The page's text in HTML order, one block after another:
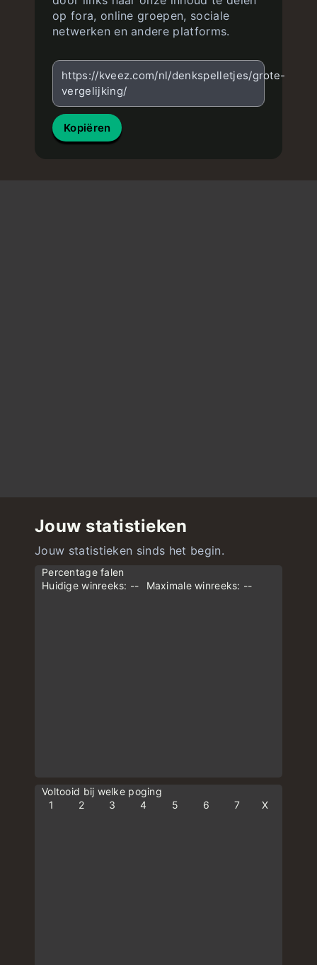
op fora, online groepen, sociale
netwerken en andere platforms.
https://kveez.com/nl/denkspelletjes/grote-
vergelijking/
Kopiëren
Jouw statistieken
Jouw statistieken sinds het begin.
Percentage falen
Huidige winreeks: --
Maximale winreeks: --
Voltooid bij welke poging
1
2 3 4 5 6 7 X